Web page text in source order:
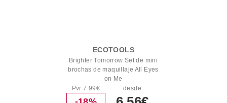
ECOTOOLS
Brighter Tomorrow Set de mini
brochas de maquillaje All Eyes
on Me
Pvr 7.99€
desde